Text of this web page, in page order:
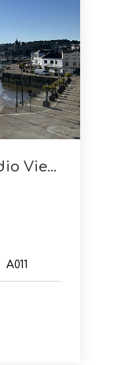
Location De Vacances - Studio Vieux Port (2 Personnes)
A011